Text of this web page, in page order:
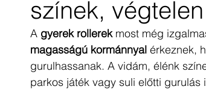
Feliratozható, gravírozható terméke en
színek,
A gyerek rollerek most még
magasságú kormánnyal érkeznek,
gurulhassanak. A vidám, élénk
parkos játék vagy suli előtti gurulás